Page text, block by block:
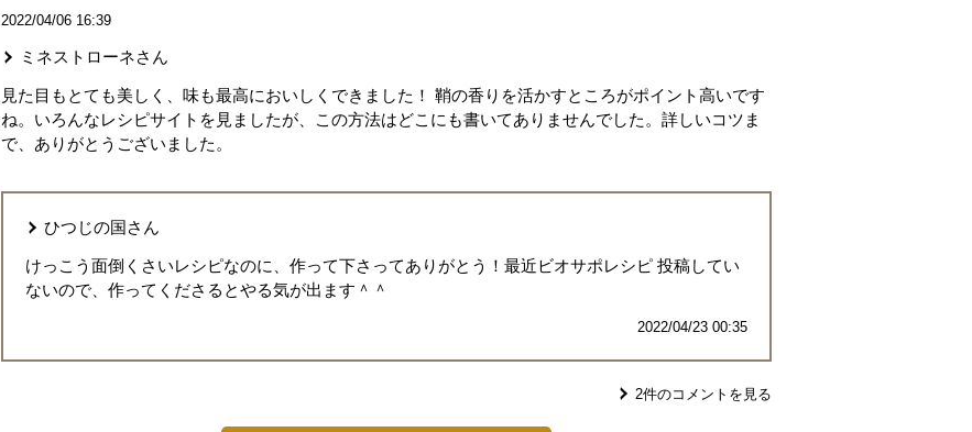
2022/04/06 16:39
ミネストローネさん
見た目もとても美しく、味も最高においしくできました！ 鞘の香りを活かすところがポイント高いです
ね。いろんなレシピサイトを見ましたが、この方法はどこにも書いてありませんでした。詳しいコツま
で、ありがとうございました。
ひつじの国さん
けっこう面倒くさいレシピなのに、作って下さってありがとう！最近ビオサポレシピ 投稿してい
ないので、作ってくださるとやる気が出ます＾＾
2022/04/23 00:35
2件のコメントを見る